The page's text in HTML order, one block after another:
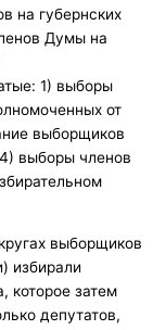
на губернских
Думы на
1) выборы
от
выборщиков
выборы членов
выборщиков
избирали
которое затем
депутатов,